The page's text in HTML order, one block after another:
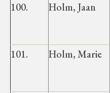
Tagasiside
100.
Holm, Jaan
101.
Holm, Marie